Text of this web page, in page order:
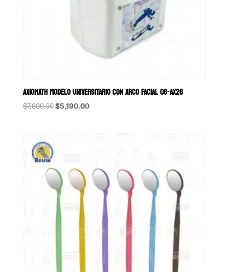
AXIOMATH MODELO UNIVERSITARIO CON ARCO FACIAL 06-AX26
$7,800.00Original
$5,190.00Current